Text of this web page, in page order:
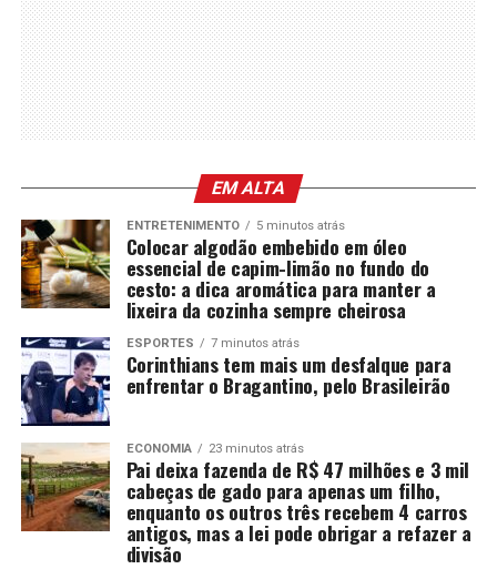
EM ALTA
ENTRETENIMENTO 5 minutos atrás
Colocar algodão embebido em óleo
essencial de capim-limão no fundo do
cesto: a dica aromática para manter a
lixeira da cozinha sempre cheirosa
ESPORTES 7 minutos atrás
Corinthians tem mais um desfalque para
enfrentar o Bragantino, pelo Brasileirão
ECONOMIA 23 minutos atrás
Pai deixa fazenda de R$ 47 milhões e 3 mil
cabeças de gado para apenas um filho,
enquanto os outros três recebem 4 carros
antigos, mas a lei pode obrigar a refazer a
divisão